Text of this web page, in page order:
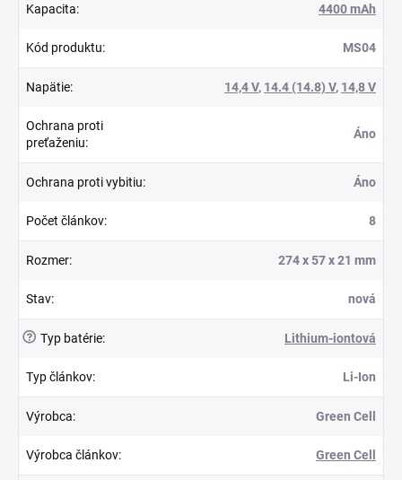
Kapacita: 4400 mAh
Kód produktu: MS04
Napätie: 14,4 V, 14.4 (14.8) V, 14,8 V
Ochrana proti
preťaženiu:
Áno
Ochrana proti vybitiu: Áno
Počet článkov: 8
Rozmer: 274 x 57 x 21 mm
Stav: nová
? Typ batérie: Lithium-iontová
Typ článkov: Li-Ion
Výrobca: Green Cell
Výrobca článkov: Green Cell